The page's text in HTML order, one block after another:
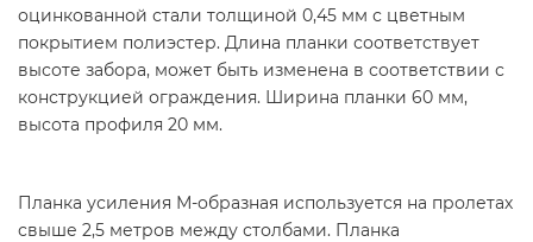
оцинкованной стали толщиной 0,45 мм с цветным
покрытием полиэстер. Длина планки соответствует
высоте забора, может быть изменена в соответствии с
конструкцией ограждения. Ширина планки 60 мм,
высота профиля 20 мм.
Планка усиления М-образная используется на пролетах
свыше 2,5 метров между столбами. Планка